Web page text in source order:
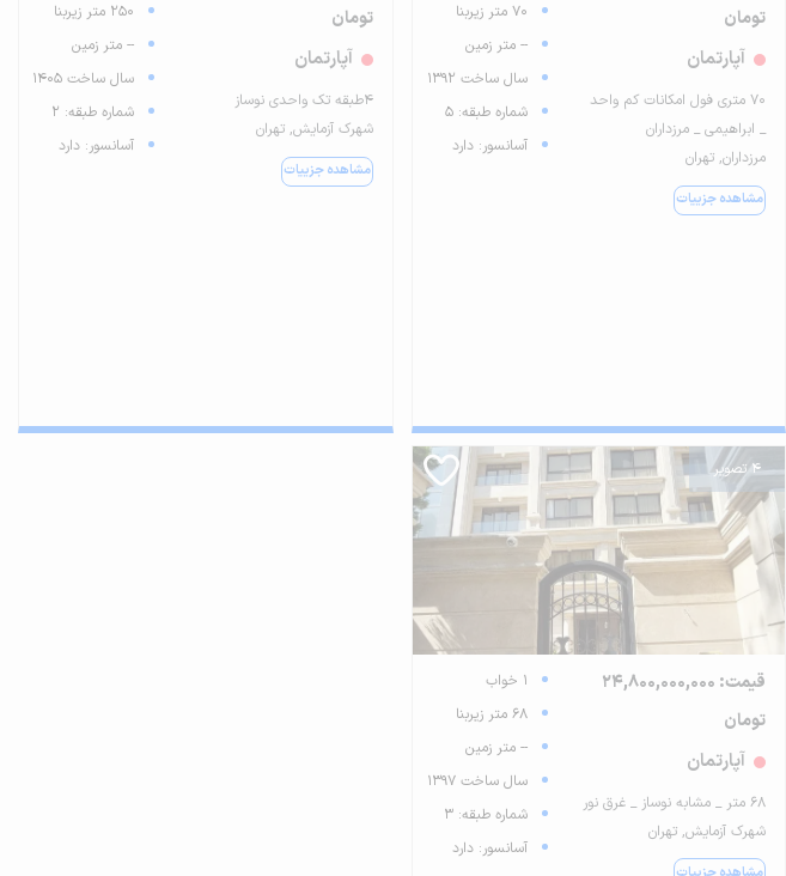
تومان
آپارتمان
۷۰ متری فول امکانات کم واحد
_ ابراهیمی _ مرزداران
مرزداران, تهران
مشاهده جزییات
70 متر زیربنا
-- متر زمین
سال ساخت 1392
شماره طبقه: 5
آسانسور: دارد
تومان
آپارتمان
۴طبقه تک واحدی نوساز
شهرک آزمایش, تهران
مشاهده جزییات
250 متر زیربنا
-- متر زمین
سال ساخت 1405
شماره طبقه: 2
آسانسور: دارد
4 تصویر
قیمت: 24,800,000,000
تومان
آپارتمان
۶۸ متر _ مشابه نوساز _ غرق نور
شهرک آزمایش, تهران
1 خواب
68 متر زیربنا
-- متر زمین
سال ساخت 1397
شماره طبقه: 3
آسانسور: دارد